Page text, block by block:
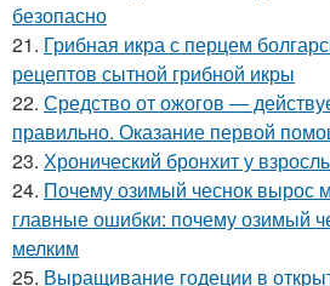
безопасно
21. Грибная икра с перцем
рецептов сытной грибной икры
22. Средство от ожогов ―
правильно. Оказание первой
23. Хронический бронхит у
24. Почему озимый чеснок вырос
главные ошибки: почему озимый
мелким
25. Выращивание годеции в